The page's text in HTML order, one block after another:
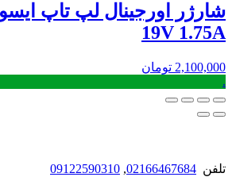
19V 1.75A
2,100,000 تومان
.
تلفن 02166467684
,
09122590310